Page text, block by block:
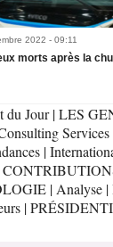
2022 - 09:11
morts après la
du Jour |LES
Services
|
|Analyse |
|